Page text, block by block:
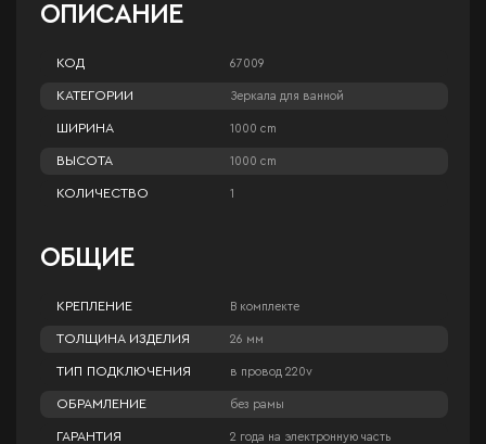
ОПИСАНИЕ
КОД 67009
КАТЕГОРИИ Зеркала для ванной
ШИРИНА 1000 cm
ВЫСОТА 1000 cm
КОЛИЧЕСТВО 1
ОБЩИЕ
КРЕПЛЕНИЕ В комплекте
ТОЛЩИНА ИЗДЕЛИЯ 26 мм
ТИП ПОДКЛЮЧЕНИЯ в провод 220v
ОБРАМЛЕНИЕ без рамы
ГАРАНТИЯ 2 года на электронную часть